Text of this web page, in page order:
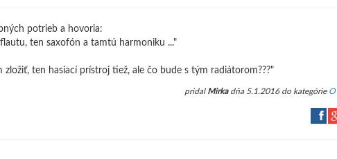
potrieb a hovoria:
ten saxofón a tamtú harmoniku ..."
zložiť, ten hasiací prístroj tiež, ale čo bude s tým radiátorom???"
pridal Mirkadňa 5.1.2016 do kategórie